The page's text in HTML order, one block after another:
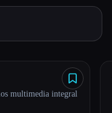
multimedia integral